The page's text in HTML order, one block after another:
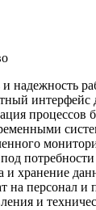
надежность
интерфейс
процессов
и хранение
на персонал
и